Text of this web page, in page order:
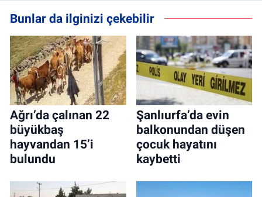
Bunlar da ilginizi çekebilir
Ağrı’da çalınan 22
büyükbaş
hayvandan 15’i
bulundu
Şanlıurfa’da evin
balkonundan düşen
çocuk hayatını
kaybetti